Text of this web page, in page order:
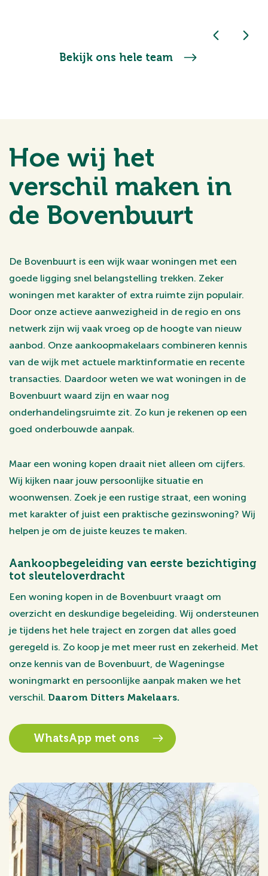
Bekijk ons hele team
Hoe wij het
verschil maken in
de Bovenbuurt
De Bovenbuurt is een wijk waar woningen met een
goede ligging snel belangstelling trekken. Zeker
woningen met karakter of extra ruimte zijn populair.
Door onze actieve aanwezigheid in de regio en ons
netwerk zijn wij vaak vroeg op de hoogte van nieuw
aanbod. Onze aankoopmakelaars combineren kennis
van de wijk met actuele marktinformatie en recente
transacties. Daardoor weten we wat woningen in de
Bovenbuurt waard zijn en waar nog
onderhandelingsruimte zit. Zo kun je rekenen op een
goed onderbouwde aanpak.
Maar een woning kopen draait niet alleen om cijfers.
Wij kijken naar jouw persoonlijke situatie en
woonwensen. Zoek je een rustige straat, een woning
met karakter of juist een praktische gezinswoning? Wij
helpen je om de juiste keuzes te maken.
Aankoopbegeleiding van eerste bezichtiging
tot sleuteloverdracht
Een woning kopen in de Bovenbuurt vraagt om
overzicht en deskundige begeleiding. Wij ondersteunen
je tijdens het hele traject en zorgen dat alles goed
geregeld is. Zo koop je met meer rust en zekerheid. Met
onze kennis van de Bovenbuurt, de Wageningse
woningmarkt en persoonlijke aanpak maken we het
verschil. Daarom Ditters Makelaars.
WhatsApp met ons